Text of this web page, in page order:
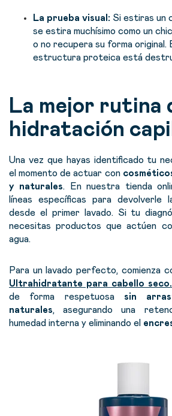
La prueba visual: Si estiras un
se estira muchísimo como un
o no recupera su forma original.
estructura proteica está
La mejor rutina
hidratación
Una vez que hayas identificado tu
el momento de actuar con
y naturales. En nuestra tienda
líneas específicas para devolverle
desde el primer lavado. Si tu
necesitas productos que actúen
agua.
Para un lavado perfecto, comienza
Ultrahidratante para cabello seco.
de forma respetuosa sin
naturales, asegurando una
humedad interna y eliminando el